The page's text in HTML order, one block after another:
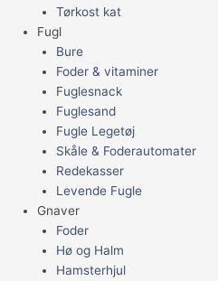
Tørkost kat
Fugl
Bure
Foder & vitaminer
Fuglesnack
Fuglesand
Fugle Legetøj
Skåle & Foderautomater
Redekasser
Levende Fugle
Gnaver
Foder
Hø og Halm
Hamsterhjul